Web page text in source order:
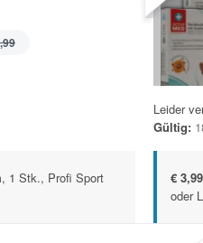
1 Stk., Profi Sport
Leider
Gültig:
€
oder